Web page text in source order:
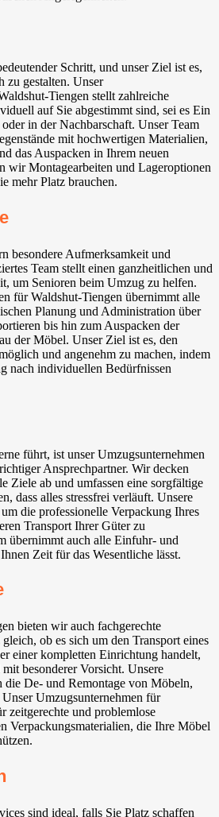
Schritt, und unser Ziel ist es,
zu gestalten. Unser
Tiengen stellt zahlreiche
auf Sie abgestimmt sind, sei es Ein
in der Nachbarschaft. Unser Team
mit hochwertigen Materialien,
das Auspacken in Ihrem neuen
wir Montagearbeiten und Lageroptionen
mehr Platz brauchen.
besondere Aufmerksamkeit und
Team stellt einen ganzheitlichen und
um Senioren beim Umzug zu helfen.
für Waldshut-Tiengen übernimmt alle
Planung und Administration über
bis hin zum Auspacken der
der Möbel. Unser Ziel ist es, den
und angenehm zu machen, indem
nach individuellen Bedürfnissen
führt, ist unser Umzugsunternehmen
Ansprechpartner. Wir decken
Ziele ab und umfassen eine sorgfältige
dass alles stressfrei verläuft. Unsere
die professionelle Verpackung Ihres
Transport Ihrer Güter zu
übernimmt auch alle Einfuhr- und
Zeit für das Wesentliche lässt.
bieten wir auch fachgerechte
ob es sich um den Transport eines
einer kompletten Einrichtung handelt,
besonderer Vorsicht. Unsere
die De- und Remontage von Möbeln,
Umzugsunternehmen für
zeitgerechte und problemlose
Verpackungsmaterialien, die Ihre Möbel
sind ideal, falls Sie Platz schaffen